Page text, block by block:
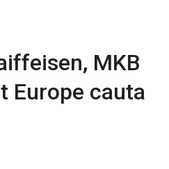
MKB
Europe cauta